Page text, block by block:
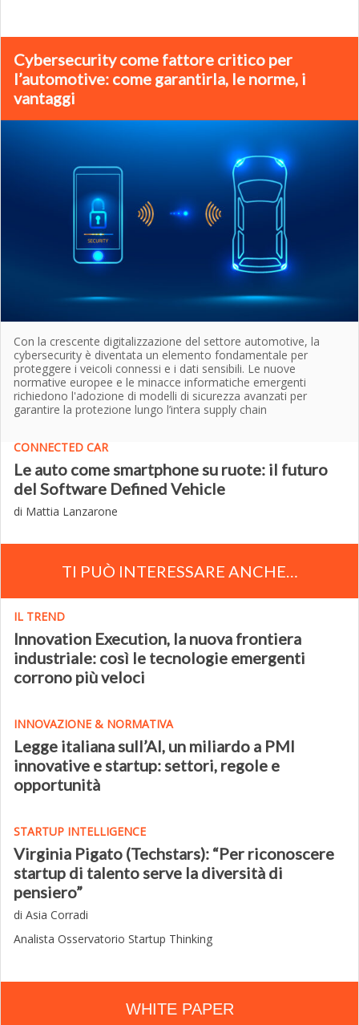
Cybersecurity come fattore critico per
l’automotive: come garantirla, le norme, i
vantaggi
Con la crescente digitalizzazione del settore automotive, la
cybersecurity è diventata un elemento fondamentale per
proteggere i veicoli connessi e i dati sensibili. Le nuove
normative europee e le minacce informatiche emergenti
richiedono l'adozione di modelli di sicurezza avanzati per
garantire la protezione lungo l’intera supply chain
CONNECTED CAR
Le auto come smartphone su ruote: il futuro
del Software Defined Vehicle
di Mattia Lanzarone
TI PUÒ INTERESSARE ANCHE…
IL TREND
Innovation Execution, la nuova frontiera
industriale: così le tecnologie emergenti
corrono più veloci
INNOVAZIONE & NORMATIVA
Legge italiana sull’AI, un miliardo a PMI
innovative e startup: settori, regole e
opportunità
STARTUP INTELLIGENCE
Virginia Pigato (Techstars): “Per riconoscere
startup di talento serve la diversità di
pensiero”
di Asia Corradi
Analista Osservatorio Startup Thinking
WHITE PAPER